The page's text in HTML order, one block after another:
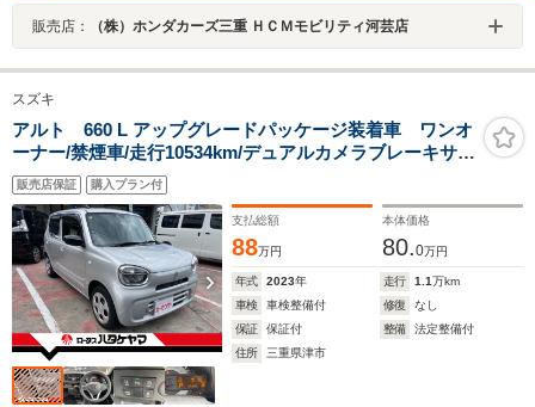
販売店： （株）ホンダカーズ三重 ＨＣＭモビリティ河芸店
スズキ
アルト 660 L アップグレードパッケージ装着車 ワンオ
ーナー/禁煙車/走行10534km/デュアルカメラブレーキサポ
ート/アイドリングストップ/横滑り防止装置/サポカー/レ
ーンキープアシスト/オートエアコン/シートヒーター/キー
レス
販売店保証 購入プラン付
支払総額
88万円
本体価格
80.0万円
年式 2023年 走行 1.1万km
車検
車検整備付 修復
なし
保証
保証付 整備
法定整備付
住所
三重県津市